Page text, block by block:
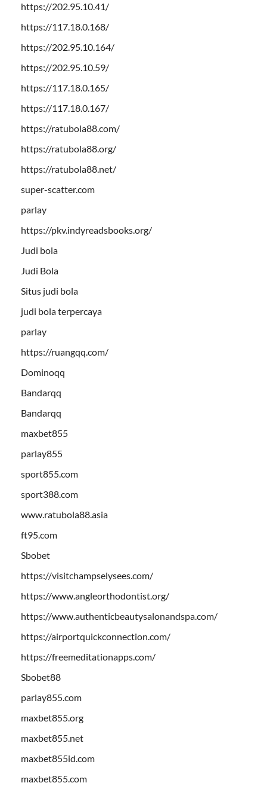
https://202.95.10.41/
https://117.18.0.168/
https://202.95.10.164/
https://202.95.10.59/
https://117.18.0.165/
https://117.18.0.167/
https://ratubola88.com/
https://ratubola88.org/
https://ratubola88.net/
super-scatter.com
parlay
https://pkv.indyreadsbooks.org/
Judi bola
Judi Bola
Situs judi bola
judi bola terpercaya
parlay
https://ruangqq.com/
Dominoqq
Bandarqq
Bandarqq
maxbet855
parlay855
sport855.com
sport388.com
www.ratubola88.asia
ft95.com
Sbobet
https://visitchampselysees.com/
https://www.angleorthodontist.org/
https://www.authenticbeautysalonandspa.com/
https://airportquickconnection.com/
https://freemeditationapps.com/
Sbobet88
parlay855.com
maxbet855.org
maxbet855.net
maxbet855id.com
maxbet855.com